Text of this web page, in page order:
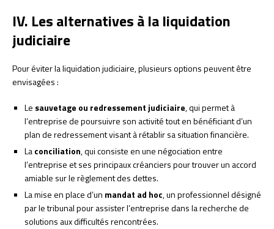
IV. Les alternatives à la liquidation
judiciaire
Pour éviter la liquidation judiciaire, plusieurs options peuvent être
envisagées :
Le sauvetage ou redressement judiciaire, qui permet à
l’entreprise de poursuivre son activité tout en bénéficiant d’un
plan de redressement visant à rétablir sa situation financière.
Laconciliation, qui consiste en une négociation entre
l’entreprise et ses principaux créanciers pour trouver un accord
amiable sur le règlement des dettes.
La mise en place d’un mandat ad hoc, un professionnel désigné
par le tribunal pour assister l’entreprise dans la recherche de
solutions aux difficultés rencontrées.